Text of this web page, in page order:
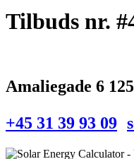
Tilbuds nr.
Amaliegade 6
+45 31 39 93 09